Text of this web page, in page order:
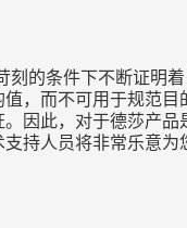
刻的条件下不断证明
，而不可用于规范
因此，对于德莎产
持人员将非常乐意为